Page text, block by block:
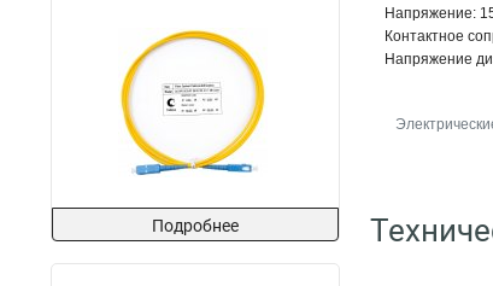
Подробнее
Напряжение:
Контактное
Напряжение